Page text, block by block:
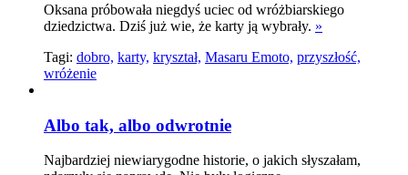
Oksana próbowała niegdyś uciec od wróżbiarskiego
dziedzictwa. Dziś już wie, że karty ją wybrały. »
Tagi: dobro, karty, kryształ, Masaru Emoto, przyszłość,
wróżenie
Albo tak, albo odwrotnie
Najbardziej niewiarygodne historie, o jakich słyszałam,